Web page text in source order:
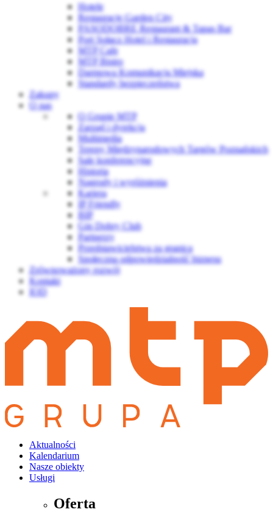
Hotele
Restauracje Garden City
PASODOBRE Restaurant & Tapas Bar
Port Sołacz Hotel i Restauracja
MTP Cafe
MTP Bistro
Darmowa Komunikacja Miejska
Standardy bezpieczeństwa
Zakupy
O nas
O Grupie MTP
Zarząd i dyrekcja
Multimedia
Tereny Międzynarodowych Targów Poznańskich
Sale konferencyjne
Historia
Nagrody i wyróżnienia
Kariera
IP Friendly
BIP
Gin Dobry Club
Partnerzy
Przedstawicielstwa za granicą
Społeczna odpowiedzialność biznesu
Zrównoważony rozwój
Kontakt
IOD
Aktualności
Kalendarium
Nasze obiekty
Usługi
Oferta